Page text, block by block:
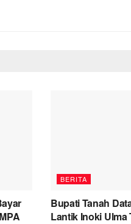
BERITA
Bupati Tanah
Lantik Inoki Ulma